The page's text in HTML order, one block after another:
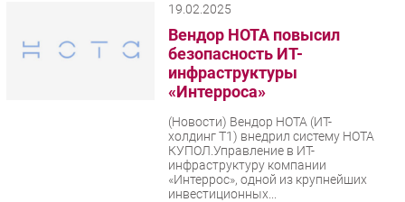
19.02.2025
Вендор НОТА повысил
безопасность ИТ-
инфраструктуры
«Интерроса»
(Новости) Вендор НОТА (ИТ-
холдинг Т1) внедрил систему НОТА
КУПОЛ.Управление в ИТ-
инфраструктуру компании
«Интеррос», одной из крупнейших
инвестиционных...